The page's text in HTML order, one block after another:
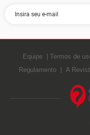
Equipe Termos de
Regulamento
A